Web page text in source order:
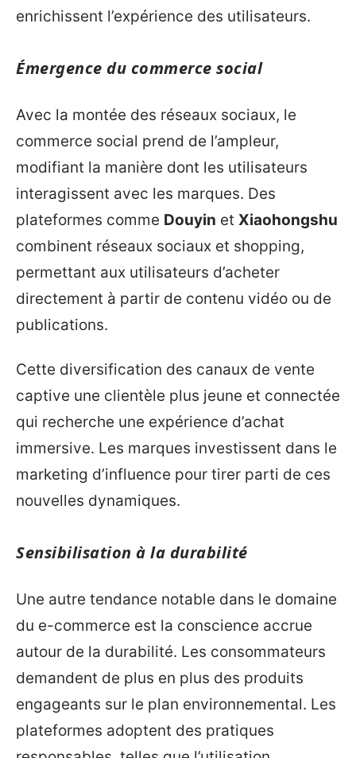
enrichissent l’expérience des utilisateurs.
Émergence du commerce social
Avec la montée des réseaux sociaux, le
commerce social prend de l’ampleur,
modifiant la manière dont les utilisateurs
interagissent avec les marques. Des
plateformes comme Douyin et Xiaohongshu
combinent réseaux sociaux et shopping,
permettant aux utilisateurs d’acheter
directement à partir de contenu vidéo ou de
publications.
Cette diversification des canaux de vente
captive une clientèle plus jeune et connectée
qui recherche une expérience d’achat
immersive. Les marques investissent dans le
marketing d’influence pour tirer parti de ces
nouvelles dynamiques.
Sensibilisation à la durabilité
Une autre tendance notable dans le domaine
du e-commerce est la conscience accrue
autour de la durabilité. Les consommateurs
demandent de plus en plus des produits
engageants sur le plan environnemental. Les
plateformes adoptent des pratiques